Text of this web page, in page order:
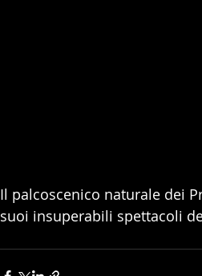
Il palcoscenico naturale dei
suoi insuperabili spettacoli